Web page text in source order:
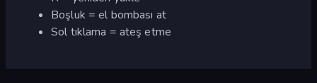
Boşluk = el bombası at
Sol tıklama = ateş etme